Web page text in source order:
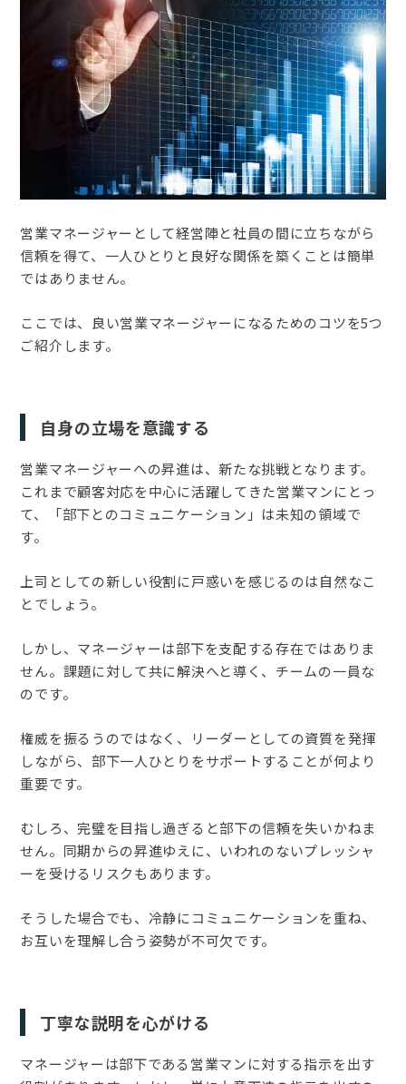
営業マネージャーとして経営陣と社員の間に立ちながら
信頼を得て、一人ひとりと良好な関係を築くことは簡単
ではありません。
ここでは、良い営業マネージャーになるためのコツを5つ
ご紹介します。
自身の立場を意識する
営業マネージャーへの昇進は、新たな挑戦となります。
これまで顧客対応を中心に活躍してきた営業マンにとっ
て、「部下とのコミュニケーション」は未知の領域で
す。
上司としての新しい役割に戸惑いを感じるのは自然なこ
とでしょう。
しかし、マネージャーは部下を支配する存在ではありま
せん。課題に対して共に解決へと導く、チームの一員な
のです。
権威を振るうのではなく、リーダーとしての資質を発揮
しながら、部下一人ひとりをサポートすることが何より
重要です。
むしろ、完璧を目指し過ぎると部下の信頼を失いかねま
せん。同期からの昇進ゆえに、いわれのないプレッシャ
ーを受けるリスクもあります。
そうした場合でも、冷静にコミュニケーションを重ね、
お互いを理解し合う姿勢が不可欠です。
丁寧な説明を心がける
マネージャーは部下である営業マンに対する指示を出す